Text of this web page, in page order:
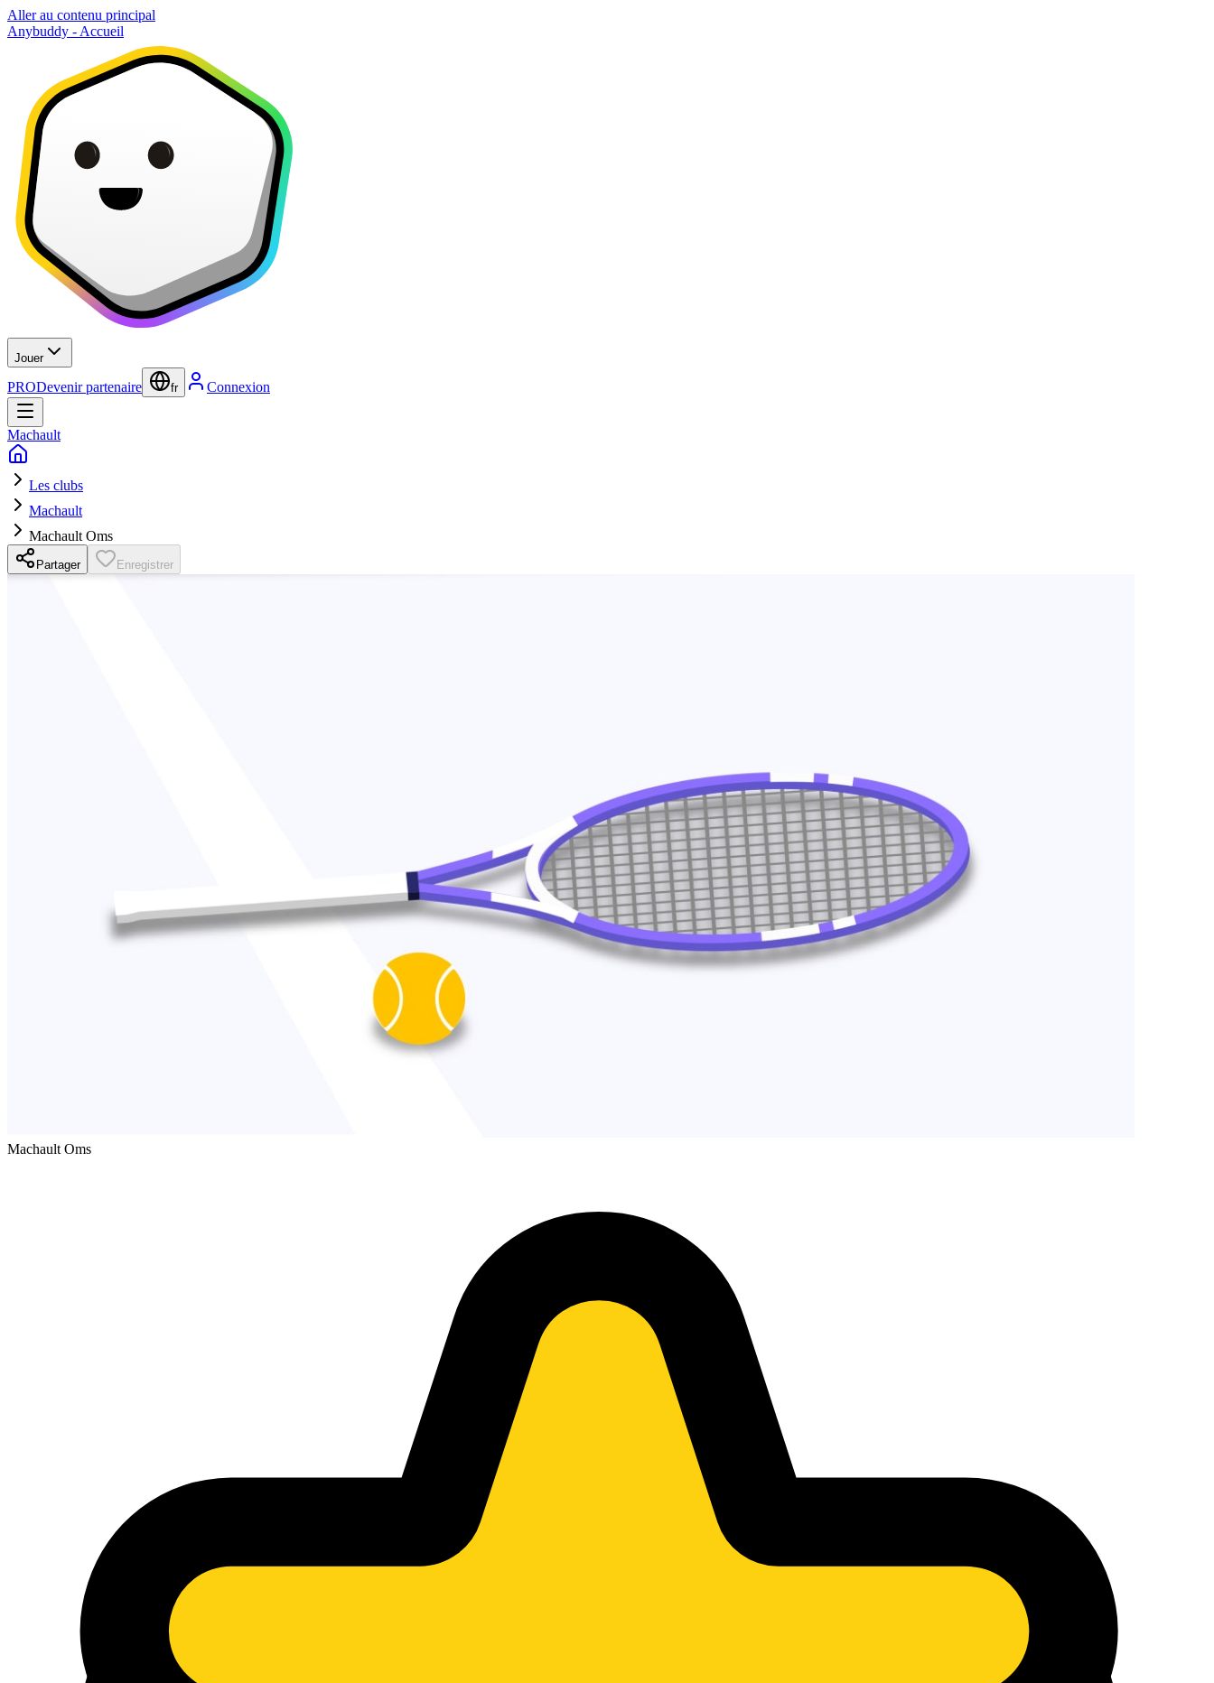
Aller au contenu principal
Anybuddy - Accueil
Jouer
PRODevenir partenaire fr Connexion
Machault
Les clubs
Machault
Machault Oms
Partager Enregistrer
Machault Oms